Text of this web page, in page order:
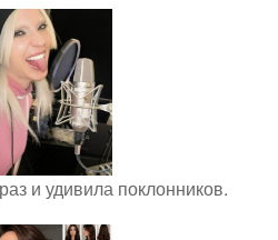
и удивила поклонников.